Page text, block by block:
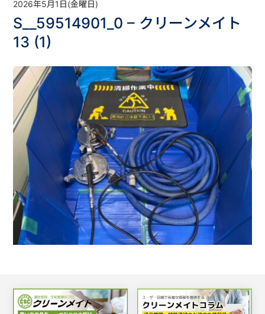
2026年5月1日(金曜日)
S__59514901_0 – クリーンメイト
13 (1)